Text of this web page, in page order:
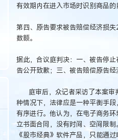
有效期内在进入市场时识别商品
第四、原告要求被告赔偿经济损
数额。
据此，合议庭判决：一、被告停
告公开致歉；三、被告赔偿原告
庭审后，众记者采访了本案审
种情况下，法律应是一种平衡手
有序进行。他认为，在电子商务
立书面合同，没有时间、空间限
《股市经典》软件产品，只能通